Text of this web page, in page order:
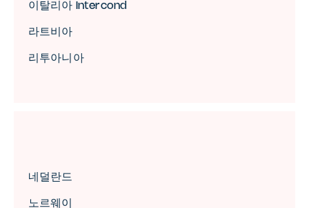
이탈리아 Intercond
라트비아
리투아니아
네덜란드
노르웨이